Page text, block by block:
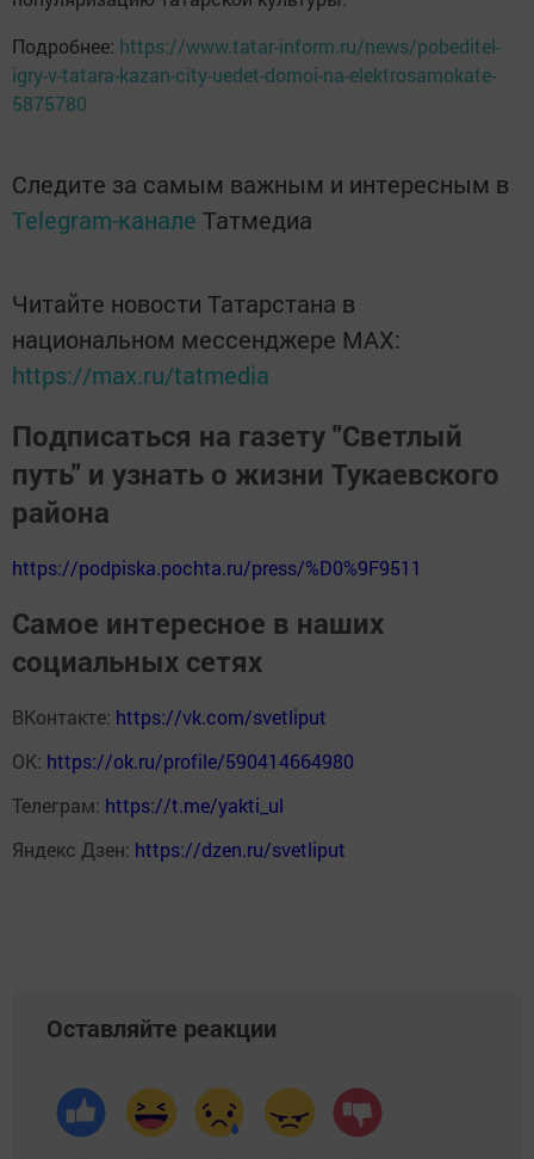
Подробнее: https://www.tatar-inform.ru/news/pobeditel-
igry-v-tatara-kazan-city-uedet-domoi-na-elektrosamokate-
5875780
Следите за самым важным и интересным в
Telegram-канале Татмедиа
Читайте новости Татарстана в
национальном мессенджере MАХ:
https://max.ru/tatmedia
Подписаться на газету "Светлый
путь" и узнать о жизни Тукаевского
района
https://podpiska.pochta.ru/press/%D0%9F9511
Самое интересное в наших
социальных сетях
ВКонтакте: https://vk.com/svetliput
ОК: https://ok.ru/profile/590414664980
Телеграм: https://t.me/yakti_ul
Яндекс Дзен: https://dzen.ru/svetliput
Оставляйте реакции